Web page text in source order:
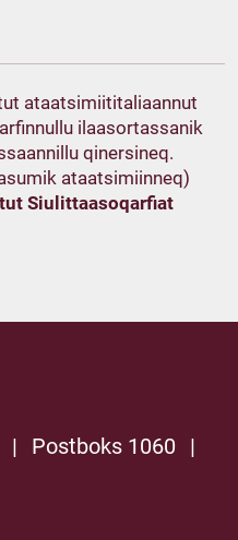
ataatsimiititaliaannut
ilaasortassanik
qinersineq.
ataatsimiinneq)
Siulittaasoqarfiat
| Postboks 1060
|